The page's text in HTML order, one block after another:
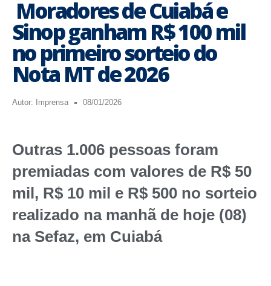
Moradores de Cuiabá e
Sinop ganham R$ 100 mil
no primeiro sorteio do
Nota MT de 2026
Autor: Imprensa 08/01/2026
Outras 1.006 pessoas foram
premiadas com valores de R$ 50
mil, R$ 10 mil e R$ 500 no sorteio
realizado na manhã de hoje (08)
na Sefaz, em Cuiabá